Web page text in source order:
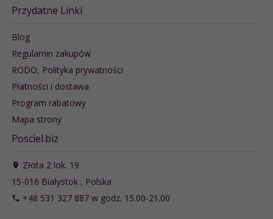
Przydatne Linki
Blog
Regulamin zakupów
RODO, Polityka prywatności
Płatności i dostawa
Program rabatowy
Mapa strony
Posciel.biz
Złota 2 lok. 19
15-016 Białystok , Polska
+48 531 327 887 w godz. 15.00-21.00